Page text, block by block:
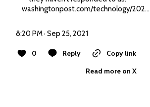
washingtonpost.com/technology/202…
8:20 PM · Sep 25, 2021
0 Reply
Copy link
Read more on X